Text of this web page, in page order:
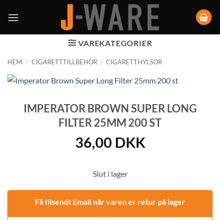
VAREKATEGORIER
HEM / CIGARETTTILLBEHÖR / CIGARETTHYLSOR
IMPERATOR BROWN SUPER LONG
FILTER 25MM 200 ST
36,00 DKK
Slut i lager
Få tilsendt Email når varen er retur på lager